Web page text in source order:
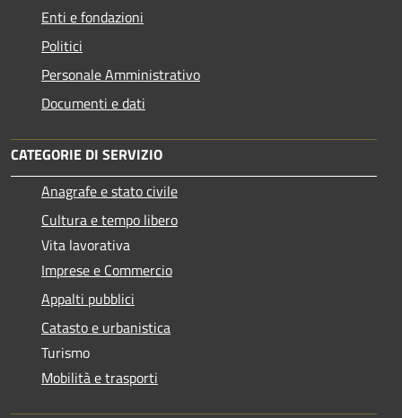
Enti e fondazioni
Politici
Personale Amministrativo
Documenti e dati
CATEGORIE DI SERVIZIO
Anagrafe e stato civile
Cultura e tempo libero
Vita lavorativa
Imprese e Commercio
Appalti pubblici
Catasto e urbanistica
Turismo
Mobilità e trasporti